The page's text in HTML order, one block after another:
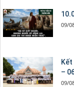
09/
Kết
–
09/